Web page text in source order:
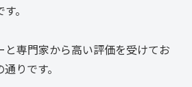
。
と専門家から高い評価を受けてお
りです。